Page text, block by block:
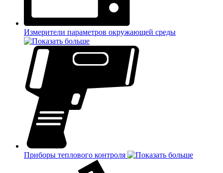
Измерители параметров окружающей среды
Приборы теплового контроля